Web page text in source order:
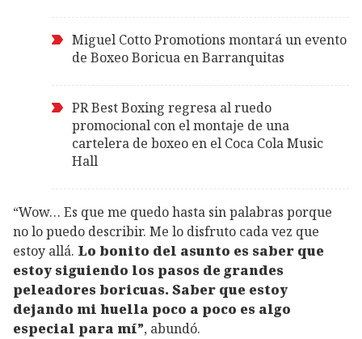
Miguel Cotto Promotions montará un evento
de Boxeo Boricua en Barranquitas
PR Best Boxing regresa al ruedo
promocional con el montaje de una
cartelera de boxeo en el Coca Cola Music
Hall
“Wow… Es que me quedo hasta sin palabras porque
no lo puedo describir. Me lo disfruto cada vez que
estoy allá. Lo bonito del asunto es saber que
estoy siguiendo los pasos de grandes
peleadores boricuas. Saber que estoy
dejando mi huella poco a poco es algo
especial para mí”, abundó.